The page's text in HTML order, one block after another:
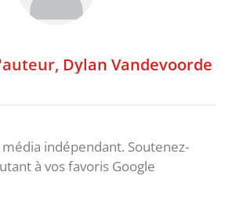
Dylan Vandevoorde
indépendant. Soutenez-
à vos favoris Google